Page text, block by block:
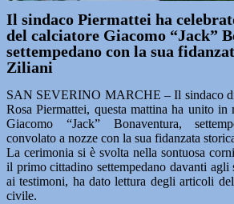
Il sindaco Piermattei ha
del calciatore Giacomo “Jack”
settempedano con la sua
Ziliani
SAN SEVERINO MARCHE – Il sindaco
Rosa Piermattei, questa mattina ha unito
Giacomo “Jack” Bonaventura,
convolato a nozze con la sua fidanzata
La cerimonia si è svolta nella sontuosa
il primo cittadino settempedano davanti
ai testimoni, ha dato lettura degli articoli
civile.